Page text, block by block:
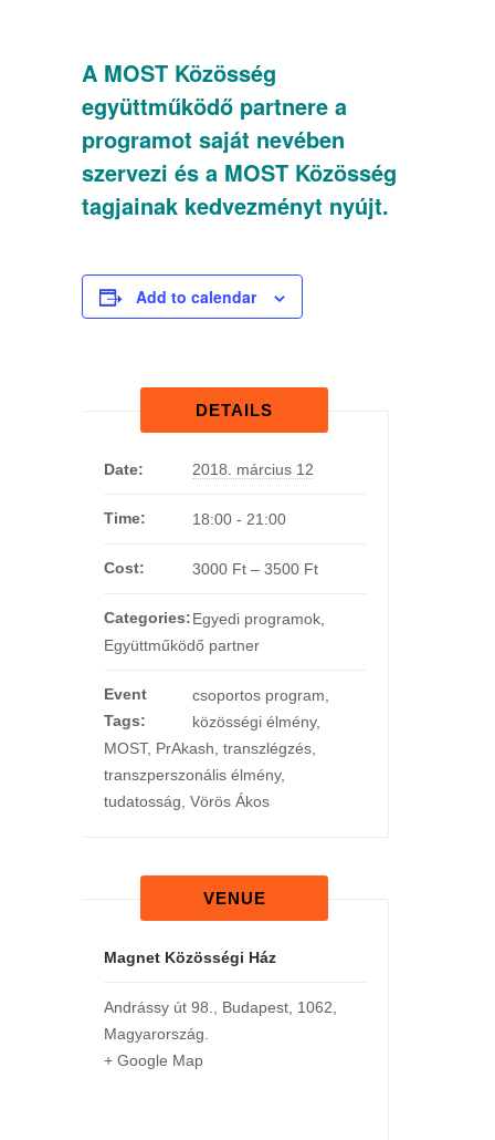
A MOST Közösség
együttműködő partnere a
programot saját nevében
szervezi és a MOST Közösség
tagjainak kedvezményt nyújt.
Add to calendar
DETAILS
Date: 2018. március 12
Time: 18:00 - 21:00
Cost: 3000 Ft – 3500 Ft
Categories:Egyedi programok,
Együttműködő partner
Event
Tags:
csoportos program
közösségi élmény,
MOST, PrAkash transzlégzés,
transzperszonális élmény,
tudatosság Vörös Ákos
VENUE
Magnet Közösségi Ház
Andrássy út 98. Budapest, 1062
Magyarország
+ Google Map